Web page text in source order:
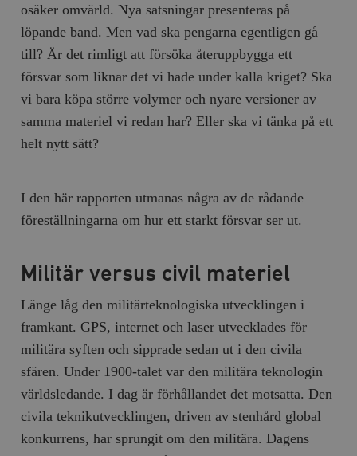
osäker omvärld. Nya satsningar presenteras på
löpande band. Men vad ska pengarna egentligen gå
till? Är det rimligt att försöka återuppbygga ett
försvar som liknar det vi hade under kalla kriget? Ska
vi bara köpa större volymer och nyare versioner av
samma materiel vi redan har? Eller ska vi tänka på ett
helt nytt sätt?
I den här rapporten utmanas några av de rådande
föreställningarna om hur ett starkt försvar ser ut.
Militär versus civil materiel
Länge låg den militärteknologiska utvecklingen i
framkant. GPS, internet och laser utvecklades för
militära syften och sipprade sedan ut i den civila
sfären. Under 1900-talet var den militära teknologin
världsledande. I dag är förhållandet det motsatta. Den
civila teknikutvecklingen, driven av stenhård global
konkurrens, har sprungit om den militära. Dagens